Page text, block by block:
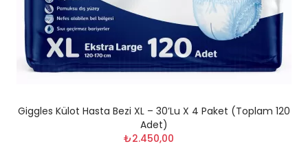
Giggles Külot Hasta Bezi XL – 30’lu X 4 Paket (Toplam 120
Adet)
₺2.450,00